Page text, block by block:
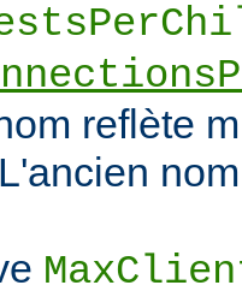
reflète